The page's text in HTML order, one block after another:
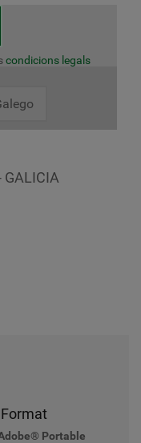
condicions legals
GALICIA
Portable